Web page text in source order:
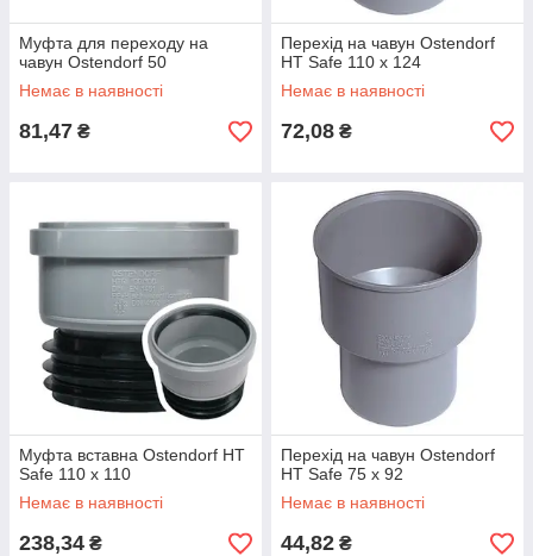
Муфта для переходу на
чавун Ostendorf 50
Немає в наявності
81,47 ₴
Перехід на чавун Ostendorf
HT Safe 110 х 124
Немає в наявності
72,08 ₴
Муфта вставна Ostendorf HT
Safe 110 х 110
Немає в наявності
238,34 ₴
Перехід на чавун Ostendorf
HT Safe 75 х 92
Немає в наявності
44,82 ₴